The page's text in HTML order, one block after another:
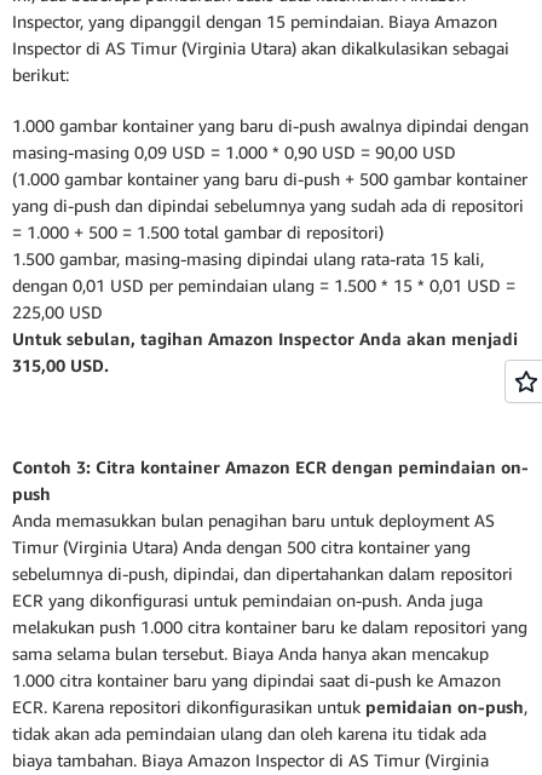
Inspector, yang dipanggil dengan 15 pemindaian. Biaya Amazon
Inspector di AS Timur (Virginia Utara) akan dikalkulasikan sebagai
berikut:
1.000 gambar kontainer yang baru di-push awalnya dipindai dengan
masing-masing 0,09 USD = 1.000 * 0,90 USD = 90,00 USD
(1.000 gambar kontainer yang baru di-push + 500 gambar kontainer
yang di-push dan dipindai sebelumnya yang sudah ada di repositori
= 1.000 + 500 = 1.500 total gambar di repositori)
1.500 gambar, masing-masing dipindai ulang rata-rata 15 kali,
dengan 0,01 USD per pemindaian ulang = 1.500 * 15 * 0,01 USD =
225,00 USD
Untuk sebulan, tagihan Amazon Inspector Anda akan menjadi
315,00 USD.
Contoh 3: Citra kontainer Amazon ECR dengan pemindaian on-
push
Anda memasukkan bulan penagihan baru untuk deployment AS
Timur (Virginia Utara) Anda dengan 500 citra kontainer yang
sebelumnya di-push, dipindai, dan dipertahankan dalam repositori
ECR yang dikonfigurasi untuk pemindaian on-push. Anda juga
melakukan push 1.000 citra kontainer baru ke dalam repositori yang
sama selama bulan tersebut. Biaya Anda hanya akan mencakup
1.000 citra kontainer baru yang dipindai saat di-push ke Amazon
ECR. Karena repositori dikonfigurasikan untuk pemidaian on-push,
tidak akan ada pemindaian ulang dan oleh karena itu tidak ada
biaya tambahan. Biaya Amazon Inspector di AS Timur (Virginia